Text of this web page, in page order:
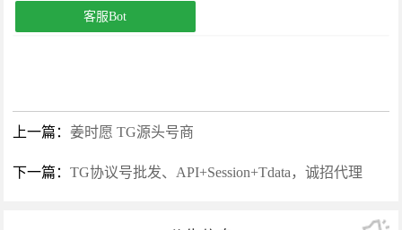
客服Bot
上一篇：姜时愿 TG源头号商
下一篇：TG协议号批发、API+Session+Tdata，诚招代理